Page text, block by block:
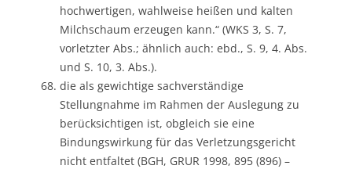
hochwertigen, wahlweise heißen und kalten
Milchschaum erzeugen kann.“ (WKS 3, S. 7,
vorletzter Abs.; ähnlich auch: ebd., S. 9, 4. Abs.
und S. 10, 3. Abs.).
die als gewichtige sachverständige
Stellungnahme im Rahmen der Auslegung zu
berücksichtigen ist, obgleich sie eine
Bindungswirkung für das Verletzungsgericht
nicht entfaltet (BGH, GRUR 1998, 895 (896) –